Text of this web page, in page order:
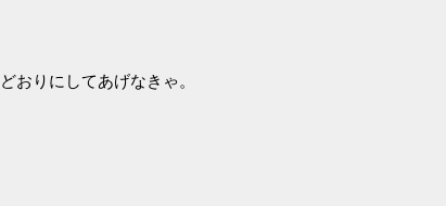
おりにしてあげなきゃ。